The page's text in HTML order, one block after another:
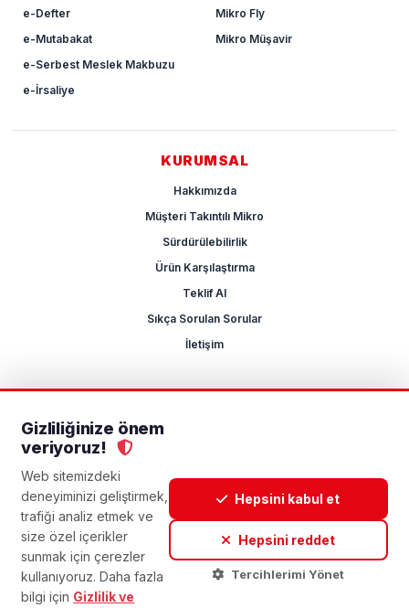
Gizliliğinize önem
veriyoruz!
Web sitemizdeki
deneyiminizi geliştirmek,
trafiği analiz etmek ve
size özel içerikler
sunmak için çerezler
kullanıyoruz. Daha fazla
bilgi için Gizlilik ve
Hepsini kabul et
Hepsini reddet
Tercihlerimi Yönet
e-Defter
e-Mutabakat
e-Serbest Meslek Makbuzu
e-İrsaliye
Mikro Fly
Mikro Müşavir
KURUMSAL
Hakkımızda
Müşteri Takıntılı Mikro
Sürdürülebilirlik
Ürün Karşılaştırma
Teklif Al
Sıkça Sorulan Sorular
İletişim
KVKKGizlilik Politikası